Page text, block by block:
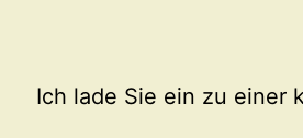
Ich lade Sie ein zu einer